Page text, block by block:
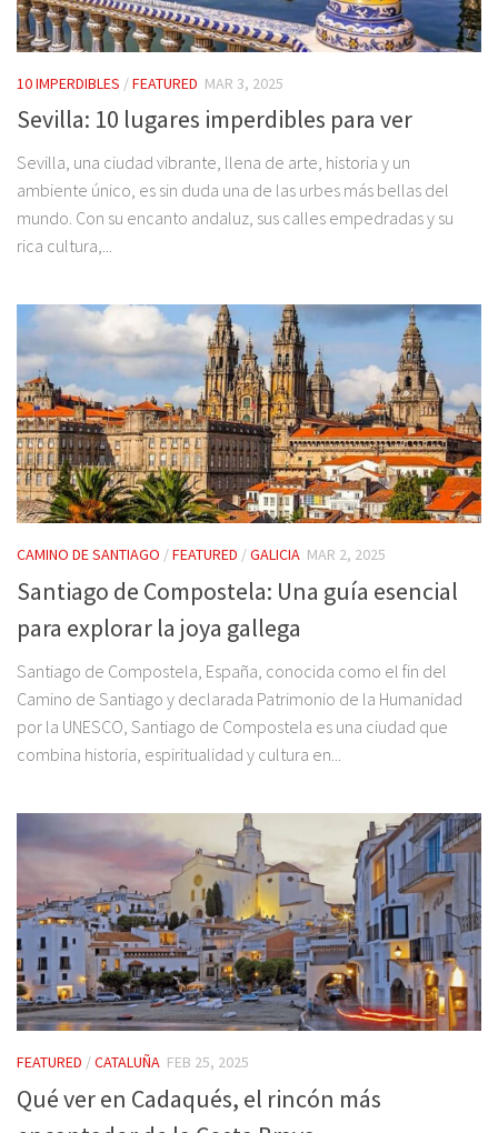
10 IMPERDIBLES /FEATURED MAR 3, 2025
Sevilla: 10 lugares imperdibles para ver
Sevilla, una ciudad vibrante, llena de arte, historia y un
ambiente único, es sin duda una de las urbes más bellas del
mundo. Con su encanto andaluz, sus calles empedradas y su
rica cultura,...
CAMINO DE SANTIAGO /FEATURED /GALICIA MAR 2, 2025
Santiago de Compostela: Una guía esencial
para explorar la joya gallega
Santiago de Compostela, España, conocida como el fin del
Camino de Santiago y declarada Patrimonio de la Humanidad
por la UNESCO, Santiago de Compostela es una ciudad que
combina historia, espiritualidad y cultura en...
FEATURED /CATALUÑA FEB 25, 2025
Qué ver en Cadaqués, el rincón más